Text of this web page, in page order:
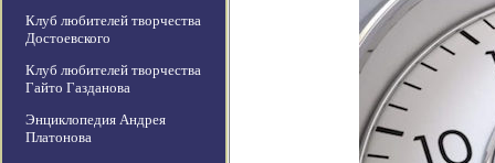
Клуб любителей творчества
Достоевского
Клуб любителей творчества
Гайто Газданова
Энциклопедия Андрея
Платонова